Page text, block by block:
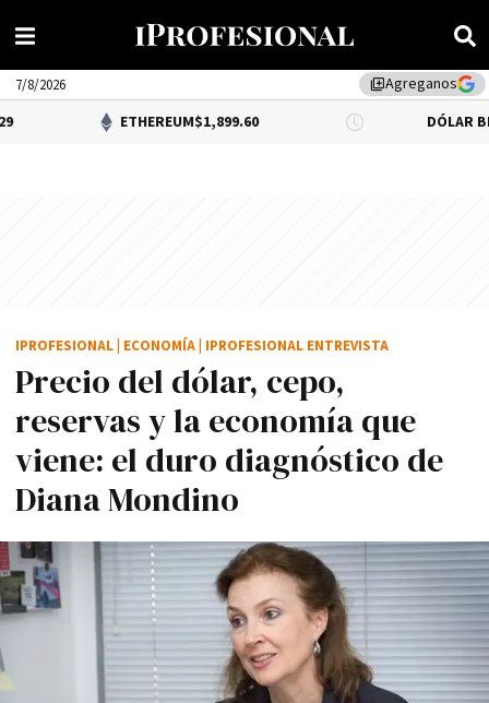
library_addAgreganos
7/8/2026
ETHEREUM$1,899.60 DÓLAR BNA $1,520.00
Precio del dólar, cepo,
reservas y la economía que
viene: el duro diagnóstico de
Diana Mondino
IPROFESIONAL ECONOMÍA IPROFESIONAL ENTREVISTA